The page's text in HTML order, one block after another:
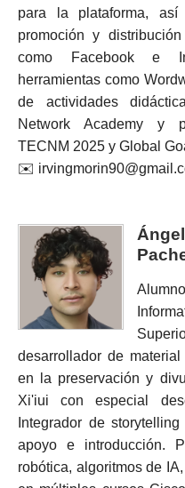
para la plataforma,
promoción y
como Facebook e
herramientas como
de actividades
Network Academy y
TECNM 2025 y Global
✉️
desarrollador de
en la preservación y
Xi'iui con especial
Integrador de
apoyo e introducción.
robótica, algoritmos de